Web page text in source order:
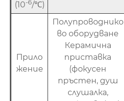
(10-6/℃)
Прило
жение
Полупроводнико
во оборудване
Керамична
приставка
(фокусен
пръстен, душ
слушалка,